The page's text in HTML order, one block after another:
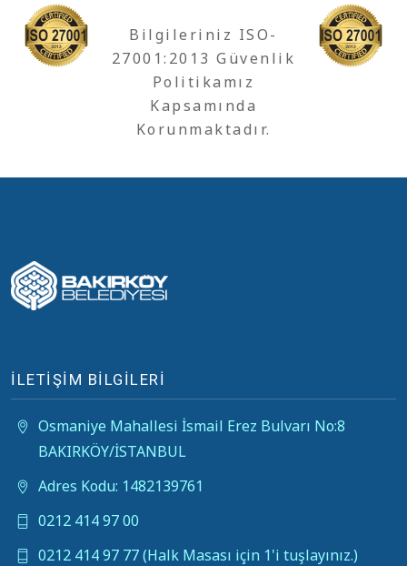
Bilgileriniz ISO-
27001:2013 Güvenlik
Politikamız
Kapsamında
Korunmaktadır.
İLETİŞİM BİLGİLERİ
Osmaniye Mahallesi İsmail Erez Bulvarı No:8
BAKIRKÖY/İSTANBUL
Adres Kodu: 1482139761
0212 414 97 00
0212 414 97 77 (Halk Masası için 1'i tuşlayınız.)